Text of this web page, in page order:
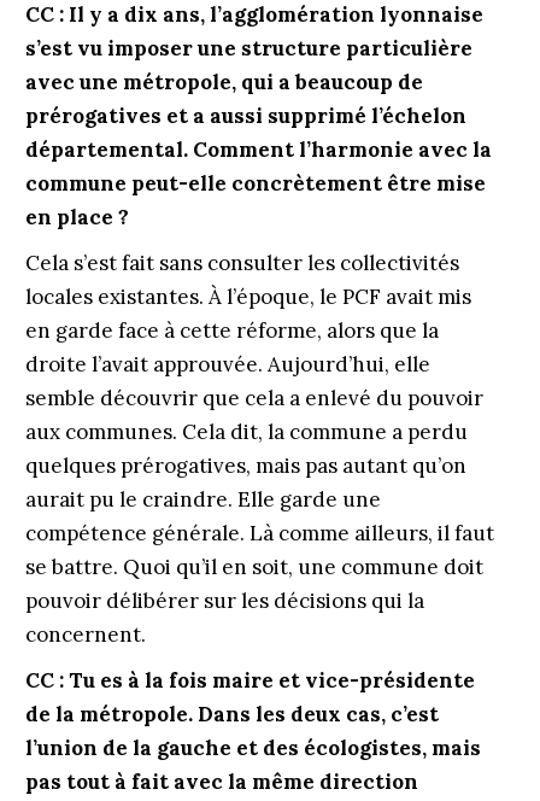
CC : Il y a dix ans, l’agglomération lyonnaise
s’est vu imposer une structure particulière
avec une métropole, qui a beaucoup de
prérogatives et a aussi supprimé l’échelon
départemental. Comment l’harmonie avec la
commune peut-elle concrètement être mise
en place ?
Cela s’est fait sans consulter les collectivités
locales existantes. À l’époque, le PCF avait mis
en garde face à cette réforme, alors que la
droite l’avait approuvée. Aujourd’hui, elle
semble découvrir que cela a enlevé du pouvoir
aux communes. Cela dit, la commune a perdu
quelques prérogatives, mais pas autant qu’on
aurait pu le craindre. Elle garde une
compétence générale. Là comme ailleurs, il faut
se battre. Quoi qu’il en soit, une commune doit
pouvoir délibérer sur les décisions qui la
concernent.
CC : Tu es à la fois maire et vice-présidente
de la métropole. Dans les deux cas, c’est
l’union de la gauche et des écologistes, mais
pas tout à fait avec la même direction